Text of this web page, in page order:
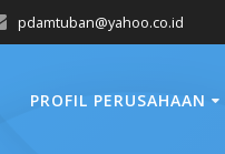
pdamtuban@yahoo.co.id
PROFIL PERUSAHAAN